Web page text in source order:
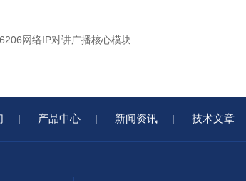
网络IP对讲广播核心模块
| 产品中心 | 新闻资讯 | 技术文章